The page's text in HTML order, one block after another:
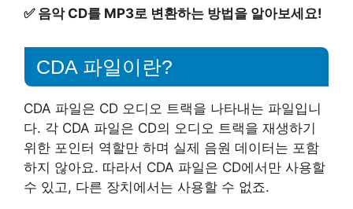
✅ 음악 CD를 MP3로 변환하는 방법을 알아보세요!
CDA 파일이란?
CDA 파일은 CD 오디오 트랙을 나타내는 파일입니
다. 각 CDA 파일은 CD의 오디오 트랙을 재생하기
위한 포인터 역할만 하며 실제 음원 데이터는 포함
하지 않아요. 따라서 CDA 파일은 CD에서만 사용할
수 있고, 다른 장치에서는 사용할 수 없죠.